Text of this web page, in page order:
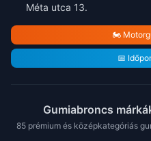
Méta utca 13.
🏍️
📅
Gumiabroncs
85 prémium és középkategóriás